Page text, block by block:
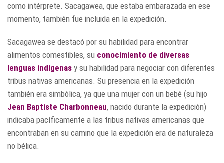
como intérprete. Sacagawea, que estaba embarazada en ese
momento, también fue incluida en la expedición.
Sacagawea se destacó por su habilidad para encontrar
alimentos comestibles, su conocimiento de diversas
lenguas indígenas y su habilidad para negociar con diferentes
tribus nativas americanas. Su presencia en la expedición
también era simbólica, ya que una mujer con un bebé (su hijo
Jean Baptiste Charbonneau, nacido durante la expedición)
indicaba pacíficamente a las tribus nativas americanas que
encontraban en su camino que la expedición era de naturaleza
no bélica.